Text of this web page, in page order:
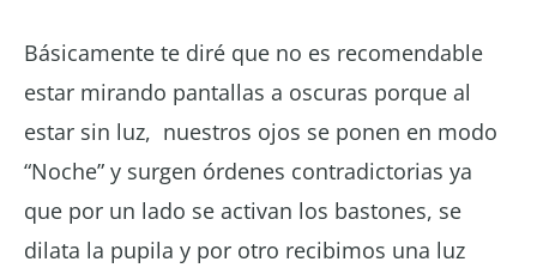
Básicamente te diré que no es recomendable
estar mirando pantallas a oscuras porque al
estar sin luz, nuestros ojos se ponen en modo
“Noche” y surgen órdenes contradictorias ya
que por un lado se activan los bastones, se
dilata la pupila y por otro recibimos una luz